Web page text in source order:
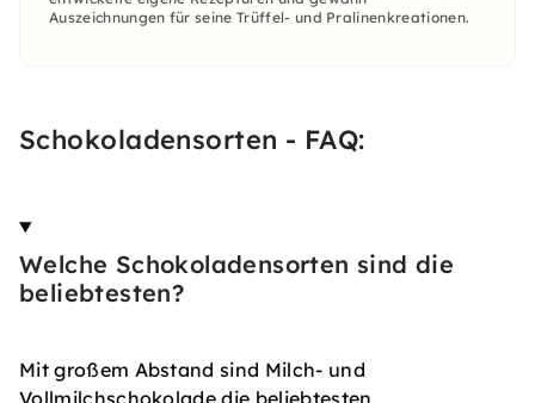
Auszeichnungen für seine Trüffel- und Pralinenkreationen.
Schokoladensorten - FAQ:
Welche Schokoladensorten sind die
beliebtesten?
Mit großem Abstand sind Milch- und